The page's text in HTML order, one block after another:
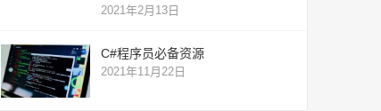
2021年2月13日
C#程序员必备资源
2021年11月22日